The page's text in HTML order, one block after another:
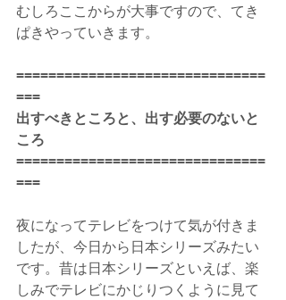
むしろここからが大事ですので、てき
ぱきやっていきます。
===============================
===
出すべきところと、出す必要のないと
ころ
===============================
===
夜になってテレビをつけて気が付きま
したが、今日から日本シリーズみたい
です。昔は日本シリーズといえば、楽
しみでテレビにかじりつくように見て